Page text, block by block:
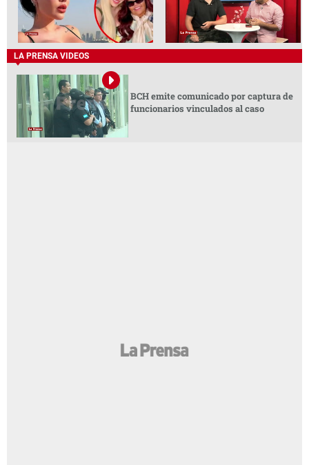
LA PRENSA VIDEOS
BCH emite comunicado por captura de
funcionarios vinculados al caso